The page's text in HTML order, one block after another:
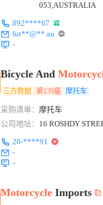
053,AUSTRALIA
892****67
fut**@**.au
-
Bicycle And
三方数据 第139届 摩托车
采购清单： 摩托车
公司地址： 16 ROSHDY
20-****91
-
-
Motorcycle Imports